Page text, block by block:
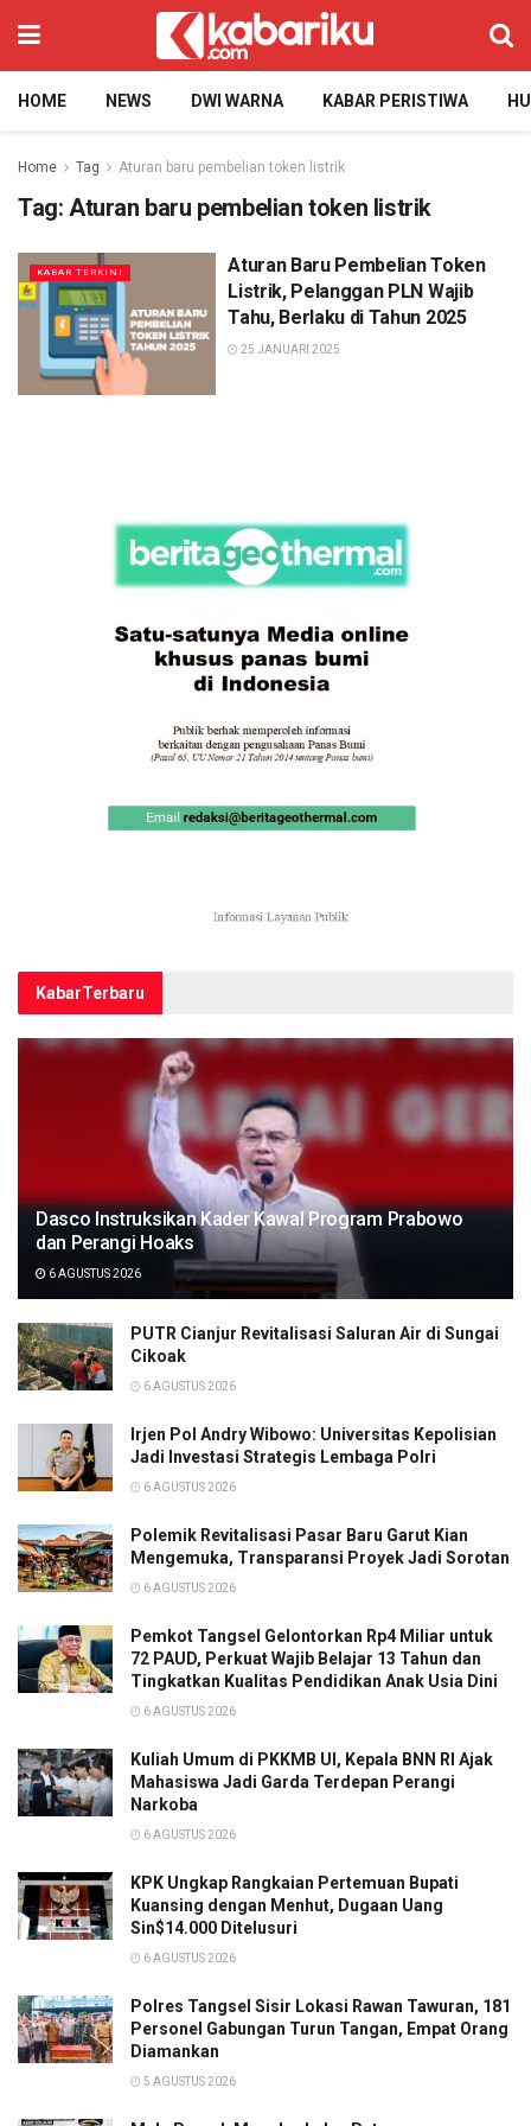
HOME NEWS DWI WARNA KABAR PERISTIWA
Home Tag Aturan baru pembelian token listrik
Tag: Aturan baru pembelian token listrik
KABAR TERKINI
Aturan Baru Pembelian Token
Listrik, Pelanggan PLN Wajib
Tahu, Berlaku di Tahun 2025
25 JANUARI 2025
KabarTerbaru
Dasco Instruksikan Kader Kawal Program Prabowo
dan Perangi Hoaks
6 AGUSTUS 2026
PUTR Cianjur Revitalisasi Saluran Air di Sungai
Cikoak
6 AGUSTUS 2026
Irjen Pol Andry Wibowo: Universitas Kepolisian
Jadi Investasi Strategis Lembaga Polri
6 AGUSTUS 2026
Polemik Revitalisasi Pasar Baru Garut Kian
Mengemuka, Transparansi Proyek Jadi Sorotan
6 AGUSTUS 2026
Pemkot Tangsel Gelontorkan Rp4 Miliar untuk
72 PAUD, Perkuat Wajib Belajar 13 Tahun dan
Tingkatkan Kualitas Pendidikan Anak Usia Dini
6 AGUSTUS 2026
Kuliah Umum di PKKMB UI, Kepala BNN RI Ajak
Mahasiswa Jadi Garda Terdepan Perangi
Narkoba
6 AGUSTUS 2026
KPK Ungkap Rangkaian Pertemuan Bupati
Kuansing dengan Menhut, Dugaan Uang
Sin$14.000 Ditelusuri
6 AGUSTUS 2026
Polres Tangsel Sisir Lokasi Rawan Tawuran, 181
Personel Gabungan Turun Tangan, Empat Orang
Diamankan
5 AGUSTUS 2026